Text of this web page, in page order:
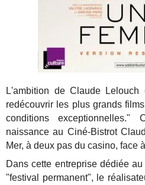
L'ambition de Claude
redécouvrir les plus grands
conditions
naissance au Ciné-Bistrot
Mer, à deux pas du casino, face
Dans cette entreprise dédiée
"festival permanent", le